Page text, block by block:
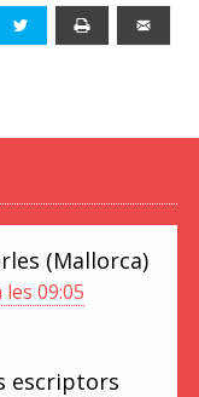
Twitter
(Mallorca)
09:05
escriptors